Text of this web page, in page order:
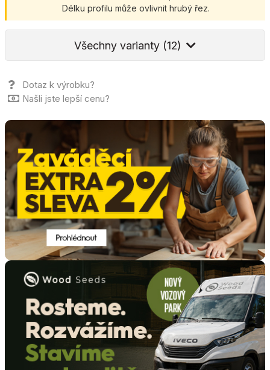
Délku profilu může ovlivnit hrubý řez.
Všechny varianty (12)
Dotaz k výrobku?
Našli jste lepší cenu?